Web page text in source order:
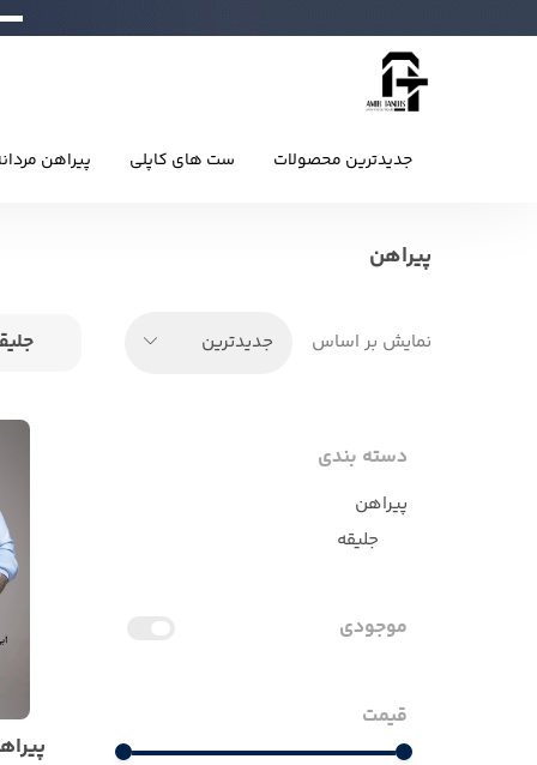
جدیدترین محصولات ست های کاپلی پیراهن
پیراهن
نمایش بر اساس جدیدترین
دسته بندی
پیراهن
جلیقه
موجودی
قیمت